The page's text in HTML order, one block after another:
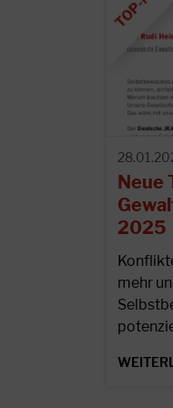
Neue
2025
mehr